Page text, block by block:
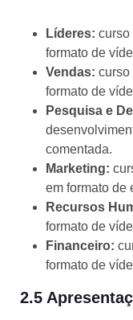
Líderes: curso
formato de
Vendas: curso
formato de
Pesquisa e
comentada.
Marketing:
em formato de
Recursos
formato de
Financeiro:
formato de
2.5